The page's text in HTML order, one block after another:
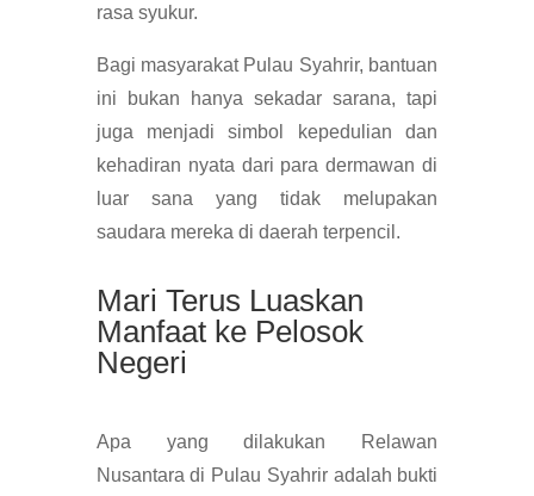
rasa syukur.
Bagi masyarakat Pulau Syahrir, bantuan
ini bukan hanya sekadar sarana, tapi
juga menjadi simbol kepedulian dan
kehadiran nyata dari para dermawan di
luar sana yang tidak melupakan
saudara mereka di daerah terpencil.
Mari Terus Luaskan
Manfaat ke Pelosok
Negeri
Apa yang dilakukan Relawan
Nusantara di Pulau Syahrir adalah bukti